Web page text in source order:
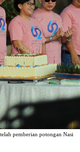
pemberian potongan Nasi